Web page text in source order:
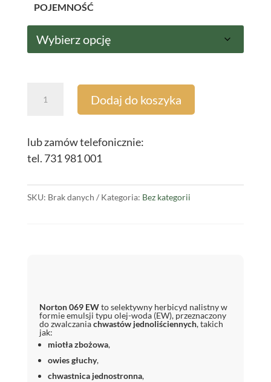
POJEMNOŚĆ
Dodaj do koszyka
lub zamów telefonicznie:
tel. 731 981 001
SKU: Brak danych Kategoria: Bez kategorii
Norton 069 EWto selektywny herbicyd nalistny w
formie emulsji typu olej-woda (EW), przeznaczony
do zwalczaniachwastów jednoliściennych, takich
jak:
miotła zbożowa,
owies głuchy,
chwastnica jednostronna,